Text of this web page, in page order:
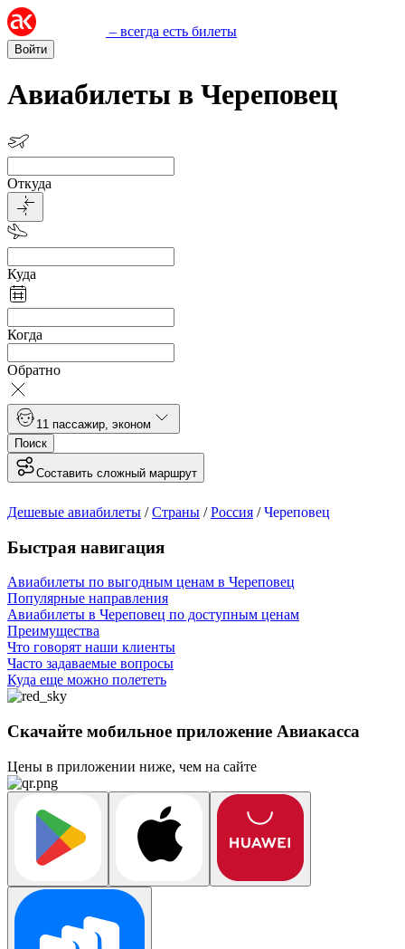
– всегда есть билеты
Войти
Авиабилеты в Череповец
Откуда
Куда
Когда
Обратно
1 1 пассажир эконом
Поиск
Составить сложный маршрут
Дешевые авиабилеты /Страны /Россия /Череповец
Быстрая навигация
Авиабилеты по выгодным ценам в Череповец
Популярные направления
Авиабилеты в Череповец по доступным ценам
Преимущества
Что говорят наши клиенты
Часто задаваемые вопросы
Куда еще можно полететь
Скачайте мобильное приложение Авиакасса
Цены в приложении ниже, чем на сайте